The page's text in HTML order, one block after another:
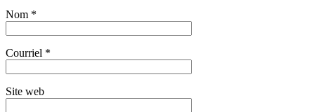
Nom *
Courriel *
Site web